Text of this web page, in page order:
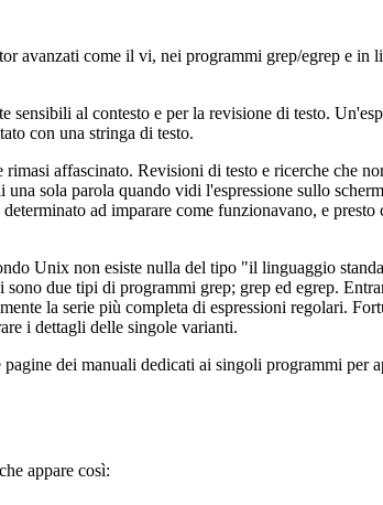
avanzati come il vi, nei programmi grep/egrep e
sensibili al contesto e per la revisione di testo.
con una stringa di testo.
affascinato. Revisioni di testo e ricerche che
sola parola quando vidi l'espressione sullo
ad imparare come funzionavano, e presto
Unix non esiste nulla del tipo "il linguaggio
due tipi di programmi grep; grep ed egrep.
la serie più completa di espressioni regolari.
i dettagli delle singole varianti.
dei manuali dedicati ai singoli programmi per
appare così: